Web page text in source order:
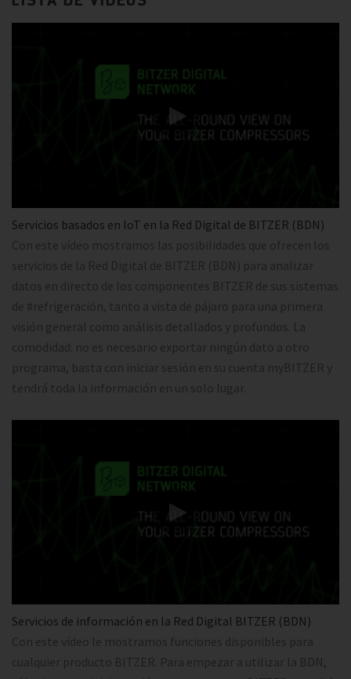
Servicios basados en IoT en la Red Digital de BITZER (BDN)
Con este vídeo mostramos las posibilidades que ofrecen los
servicios de la Red Digital de BITZER (BDN) para analizar
datos en directo de los componentes BITZER de sus sistemas
de #refrigeración, tanto a vista de pájaro para una primera
visión general como análisis detallados y profundos. La
comodidad: no es necesario exportar ningún dato a otro
programa, basta con iniciar sesión en su cuenta myBITZER y
tendrá toda la información en un solo lugar.
Servicios de información en la Red Digital BITZER (BDN)
Con este vídeo le mostramos funciones disponibles para
cualquier producto BITZER. Para empezar a utilizar la BDN,